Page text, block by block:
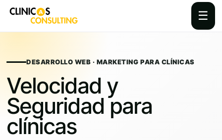
☰
contentDESARROLLO WEB · MARKETING PARA CLÍNICAS
Velocidad y
Seguridad para
clínicas